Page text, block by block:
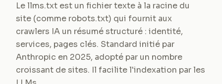
Le llms.txt est un fichier texte à la racine du
site (comme robots.txt) qui fournit aux
crawlers IA un résumé structuré : identité,
services, pages clés. Standard initié par
Anthropic en 2025, adopté par un nombre
croissant de sites. Il facilite l'indexation par les